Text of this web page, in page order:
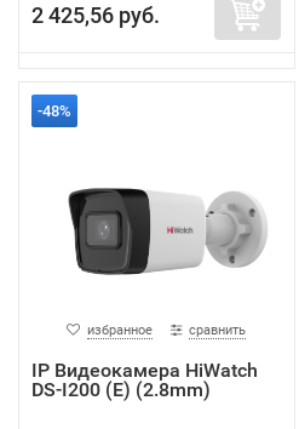
2 425,56 руб.
-48%
избранное сравнить
IP Видеокамера HiWatch
DS-I200 (E) (2.8mm)